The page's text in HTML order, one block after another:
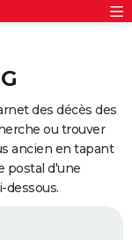
des décès des
ou trouver
ancien en tapant
postal d'une